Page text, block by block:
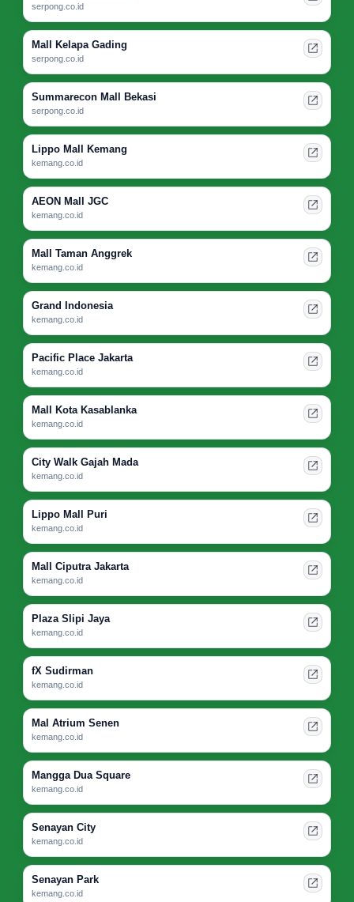
serpong.co.id
Mall Kelapa Gading
serpong.co.id
Summarecon Mall Bekasi
serpong.co.id
Lippo Mall Kemang
kemang.co.id
AEON Mall JGC
kemang.co.id
Mall Taman Anggrek
kemang.co.id
Grand Indonesia
kemang.co.id
Pacific Place Jakarta
kemang.co.id
Mall Kota Kasablanka
kemang.co.id
City Walk Gajah Mada
kemang.co.id
Lippo Mall Puri
kemang.co.id
Mall Ciputra Jakarta
kemang.co.id
Plaza Slipi Jaya
kemang.co.id
fX Sudirman
kemang.co.id
Mal Atrium Senen
kemang.co.id
Mangga Dua Square
kemang.co.id
Senayan City
kemang.co.id
Senayan Park
kemang.co.id